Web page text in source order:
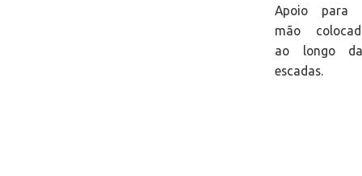
Apoio para
mão
ao longo
escadas.